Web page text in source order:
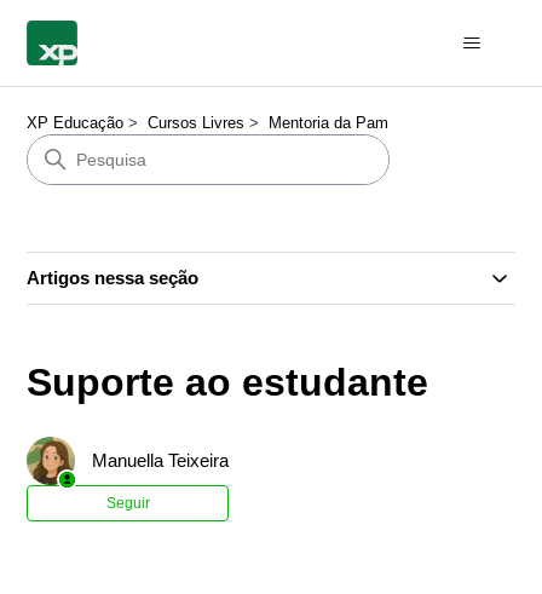
XP Educação Cursos Livres Mentoria da Pam
Artigos nessa seção
Suporte ao estudante
Manuella Teixeira
Seguir